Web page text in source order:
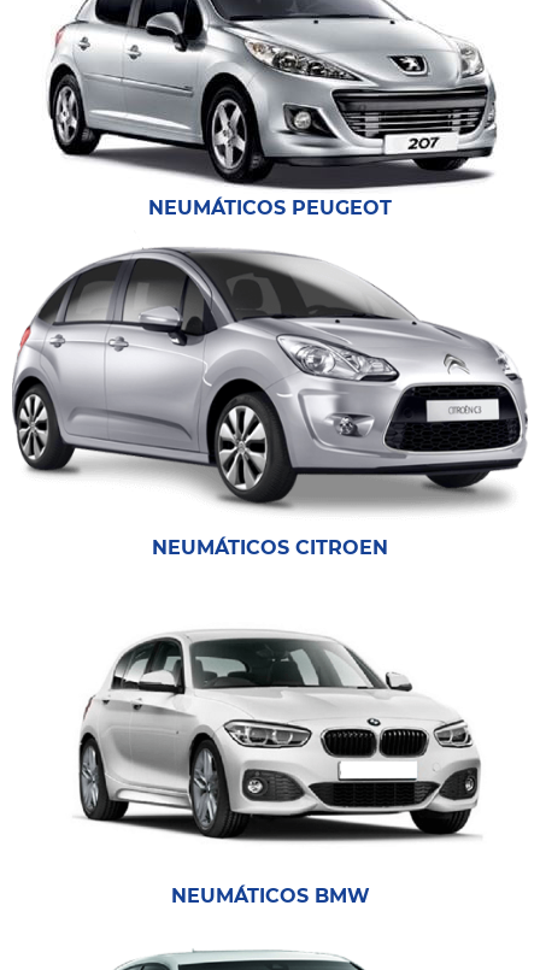
NEUMÁTICOS PEUGEOT
NEUMÁTICOS CITROEN
NEUMÁTICOS BMW